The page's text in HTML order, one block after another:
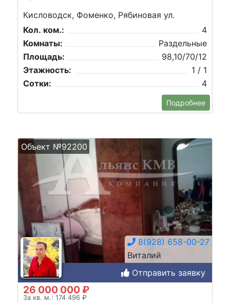
Кисловодск, Фоменко, Рябиновая ул.
Кол. ком.:
4
Комнаты:
Раздельные
Площадь:
98,10/70/12
Этажность:
1 / 1
Сотки:
4
Подробнее
Объект №92200
8(928) 658-00-27
Виталий
Отправить заявку
26 000 000 ₽
За кв. м.: 174 496 ₽